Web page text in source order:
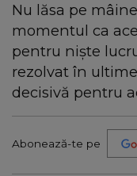
Nu lăsa pe
momentul ca
pentru niște
rezolvat în
decisivă pentru
Abonează-te pe